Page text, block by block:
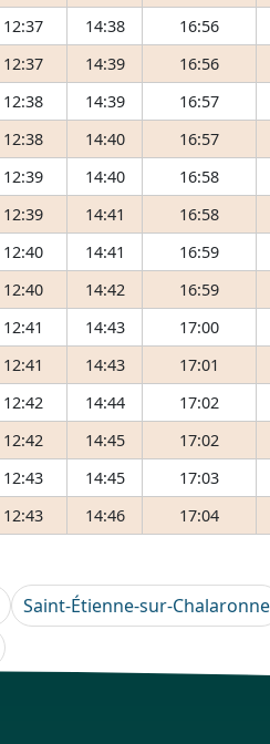
12:37 14:38 16:56
12:37 14:39 16:56
12:38 14:39 16:57
12:38 14:40 16:57
12:39 14:40 16:58
12:39 14:41 16:58
12:40 14:41 16:59
12:40 14:42 16:59
12:41 14:43 17:00
12:41 14:43 17:01
12:42 14:44 17:02
12:42 14:45 17:02
12:43 14:45 17:03
12:43 14:46 17:04
Saint-Étienne-sur-Chalaronne